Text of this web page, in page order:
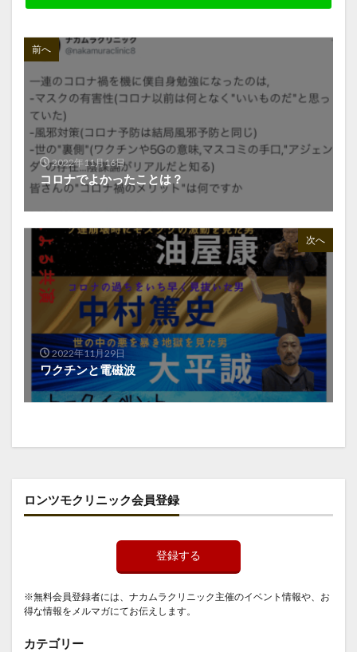
前へ
2022年11月16日
コロナでよかったことは？
次へ
2022年11月29日
ワクチンと電磁波
ロンツモクリニック会員登録
登録する
※無料会員登録者には、ナカムラクリニック主催のイベント情報や、お
得な情報をメルマガにてお伝えします。
カテゴリー